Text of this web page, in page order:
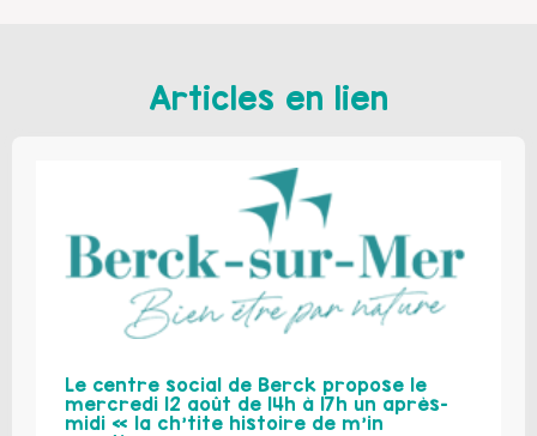
Articles en lien
Le centre social de Berck propose le
mercredi 12 août de 14h à 17h un après-
midi « la ch’tite histoire de m’in